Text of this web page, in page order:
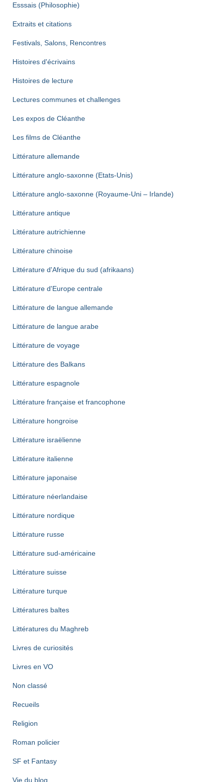
Esssais (Philosophie)
Extraits et citations
Festivals, Salons, Rencontres
Histoires d'écrivains
Histoires de lecture
Lectures communes et challenges
Les expos de Cléanthe
Les films de Cléanthe
Littérature allemande
Littérature anglo-saxonne (Etats-Unis)
Littérature anglo-saxonne (Royaume-Uni – Irlande)
Littérature antique
Littérature autrichienne
Littérature chinoise
Littérature d'Afrique du sud (afrikaans)
Littérature d'Europe centrale
Littérature de langue allemande
Littérature de langue arabe
Littérature de voyage
Littérature des Balkans
Littérature espagnole
Littérature française et francophone
Littérature hongroise
Littérature israëlienne
Littérature italienne
Littérature japonaise
Littérature néerlandaise
Littérature nordique
Littérature russe
Littérature sud-américaine
Littérature suisse
Littérature turque
Littératures baltes
Littératures du Maghreb
Livres de curiosités
Livres en VO
Non classé
Recueils
Religion
Roman policier
SF et Fantasy
Vie du blog